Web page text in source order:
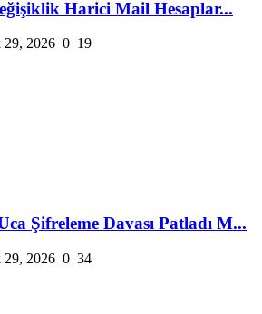
Harici Mail Hesaplar...
29, 2026 0 19
Şifreleme Davası Patladı M...
29, 2026 0 34